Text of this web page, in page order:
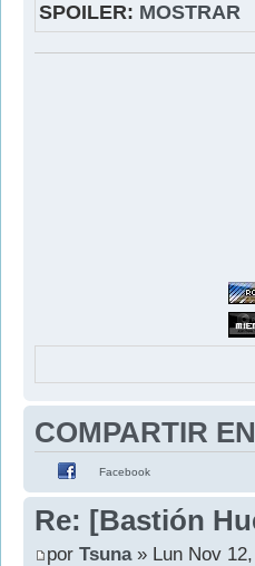
SPOILER: MOSTRAR
COMPARTIR EN
Facebook
Re: [Bastión
por Tsuna» Lun Nov 12,